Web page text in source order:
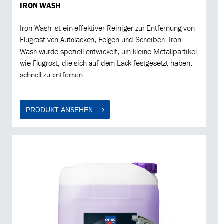
IRON WASH
Iron Wash ist ein effektiver Reiniger zur Entfernung von
Flugrost von Autolacken, Felgen und Scheiben. Iron
Wash wurde speziell entwickelt, um kleine Metallpartikel
wie Flugrost, die sich auf dem Lack festgesetzt haben,
schnell zu entfernen.
PRODUKT ANSEHEN